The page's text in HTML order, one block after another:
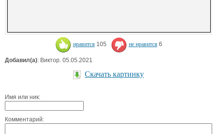
нравится 105 не нравится 6
Добавил(а): Виктор. 05.05.2021
Скачать картинку
Имя или ник:
Комментарий: